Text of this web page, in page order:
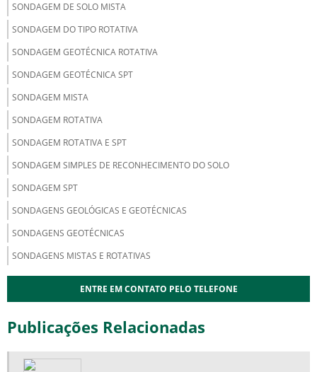
SONDAGEM DE SOLO MISTA
SONDAGEM DO TIPO ROTATIVA
SONDAGEM GEOTÉCNICA ROTATIVA
SONDAGEM GEOTÉCNICA SPT
SONDAGEM MISTA
SONDAGEM ROTATIVA
SONDAGEM ROTATIVA E SPT
SONDAGEM SIMPLES DE RECONHECIMENTO DO SOLO
SONDAGEM SPT
SONDAGENS GEOLÓGICAS E GEOTÉCNICAS
SONDAGENS GEOTÉCNICAS
SONDAGENS MISTAS E ROTATIVAS
ENTRE EM CONTATO PELO TELEFONE
Publicações Relacionadas